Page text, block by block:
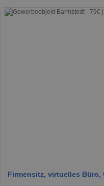
Firmensitz, virtuelles Büro,